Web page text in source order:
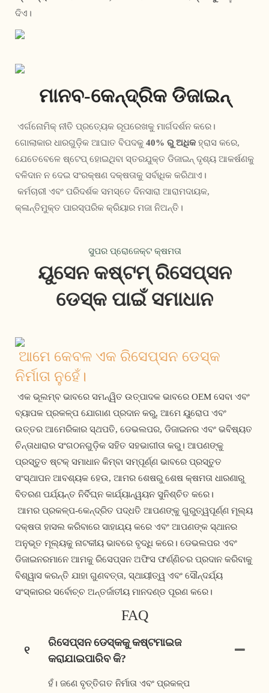
ଦିଏ।
ମାନବ-କେନ୍ଦ୍ରିକ ଡିଜାଇନ୍
ଗୋଲାକାର ଧାରଗୁଡ଼ିକ ଆଘାତ ବିପଦକୁ 40% ରୁ ଅଧିକ ହ୍ରାସ କରେ,
ଯେତେବେଳେ ଷ୍ଟେପ୍ ହୋଇଥିବା ସ୍ତରଯୁକ୍ତ ଡିଜାଇନ୍ ଦୃଶ୍ୟ ଆକର୍ଷଣକୁ
ବଳିଦାନ ନ ଦେଇ ସଂରକ୍ଷଣ ଦକ୍ଷତାକୁ ସର୍ବାଧିକ କରିଥାଏ।
କ୍ଳାନ୍ତିମୁକ୍ତ ପାରସ୍ପରିକ କ୍ରିୟାର ମଜା ନିଅନ୍ତି।
ସୁପର ପ୍ରୋଜେକ୍ଟ କ୍ଷମତା
ୟୁସେନ କଷ୍ଟମ୍ ରିସେପ୍ସନ
ଡେସ୍କ ପାଇଁ ସମାଧାନ
ଆମେ କେବଳ ଏକ ରିସେପ୍ସନ ଡେସ୍କ
ନିର୍ମାତା ନୁହେଁ।
ବ୍ୟାପକ ପ୍ରକଳ୍ପ ଯୋଗାଣ ପ୍ରଦାନ କରୁ, ଆମେ ୟୁରୋପ ଏବଂ
ଉତ୍ତର ଆମେରିକାର ସ୍ଥପତି, ଡେଭଲପର, ଡିଜାଇନର ଏବଂ ଭବିଷ୍ୟତ
ଚିନ୍ତାଧାରାର ସଂଗଠନଗୁଡ଼ିକ ସହିତ ସହଭାଗୀତା କରୁ। ଆପଣଙ୍କୁ
ପ୍ରସ୍ତୁତ ଷ୍ଟକ୍ ସମାଧାନ କିମ୍ବା ସମ୍ପୂର୍ଣ୍ଣ ଭାବରେ ପ୍ରସ୍ତୁତ
ସଂସ୍ଥାପନ ଆବଶ୍ୟକ ହେଉ, ଆମର ଶେଷରୁ ଶେଷ କ୍ଷମତା ଧାରଣାରୁ
ବିତରଣ ପର୍ଯ୍ୟନ୍ତ ନିର୍ବିଘ୍ନ କାର୍ଯ୍ୟାନ୍ୱୟନ ସୁନିଶ୍ଚିତ କରେ।
ଦକ୍ଷତା ହାସଲ କରିବାରେ ସାହାଯ୍ୟ କରେ ଏବଂ ଆପଣଙ୍କ ସ୍ଥାନର
ଅନୁଭୂତ ମୂଲ୍ୟକୁ ନାଟକୀୟ ଭାବରେ ବୃଦ୍ଧି କରେ। ଡେଭଲପର ଏବଂ
ଡିଜାଇନରମାନେ ଆମକୁ ରିସେପ୍ସନ ଅଫିସ ଫର୍ଣ୍ଣିଚର ପ୍ରଦାନ କରିବାକୁ
ବିଶ୍ୱାସ କରନ୍ତି ଯାହା ଗୁଣବତ୍ତା, ସ୍ଥାୟୀତ୍ୱ ଏବଂ ସୌନ୍ଦର୍ଯ୍ୟ
ସଂସ୍କାରର ସର୍ବୋଚ୍ଚ ଅନ୍ତର୍ଜାତୀୟ ମାନଦଣ୍ଡ ପୂରଣ କରେ।
FAQ
୧
ରିସେପ୍ସନ ଡେସ୍କକୁ କଷ୍ଟମାଇଜ
କରାଯାଇପାରିବ କି?
ହଁ। ଜଣେ ବୃତ୍ତିଗତ ନିର୍ମାତା ଏବଂ ପ୍ରକଳ୍ପ